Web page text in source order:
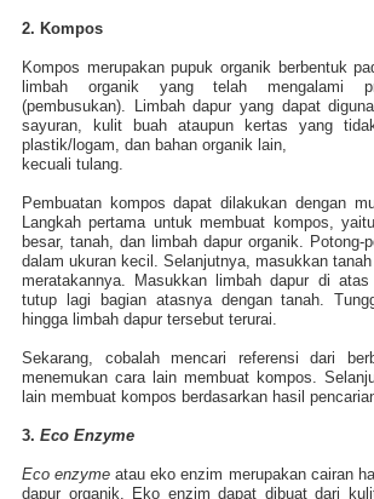
2. Kompos
Kompos merupakan pupuk organik berbentuk
limbah organik yang telah mengalami
(pembusukan). Limbah dapur yang dapat
sayuran, kulit buah ataupun kertas yang
plastik/logam, dan bahan organik lain,
kecuali tulang.
Pembuatan kompos dapat dilakukan dengan
Langkah pertama untuk membuat kompos,
besar, tanah, dan limbah dapur organik. Potong-
dalam ukuran kecil. Selanjutnya, masukkan
meratakannya. Masukkan limbah dapur di
tutup lagi bagian atasnya dengan tanah.
hingga limbah dapur tersebut terurai.
Sekarang, cobalah mencari referensi dari
menemukan cara lain membuat kompos.
lain membuat kompos berdasarkan hasil
3. Eco Enzyme
Eco enzyme atau eko enzim merupakan cairan
dapur organik. Eko enzim dapat dibuat dari